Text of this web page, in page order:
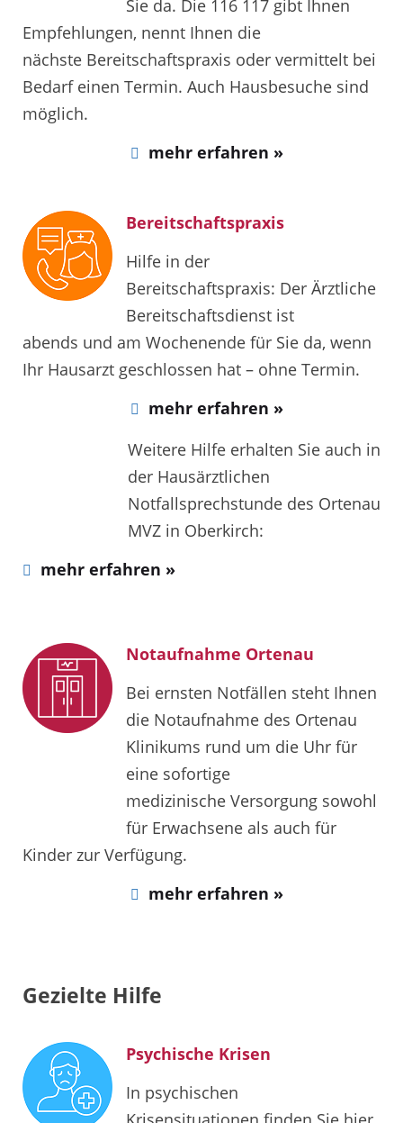
Sie da. Die 116 117 gibt Ihnen
Empfehlungen, nennt Ihnen die
nächste Bereitschaftspraxis oder vermittelt bei
Bedarf einen Termin. Auch Hausbesuche sind
möglich.
mehr erfahren »
Bereitschaftspraxis
Hilfe in der
Bereitschaftspraxis: Der Ärztliche
Bereitschaftsdienst ist
abends und am Wochenende für Sie da, wenn
Ihr Hausarzt geschlossen hat – ohne Termin.
mehr erfahren »
Weitere Hilfe erhalten Sie auch in
der Hausärztlichen
Notfallsprechstunde des Ortenau
MVZ in Oberkirch:
mehr erfahren »
Notaufnahme Ortenau
Bei ernsten Notfällen steht Ihnen
die Notaufnahme des Ortenau
Klinikums rund um die Uhr für
eine sofortige
medizinische Versorgung sowohl
für Erwachsene als auch für
Kinder zur Verfügung.
mehr erfahren »
Gezielte Hilfe
Psychische Krisen
In psychischen